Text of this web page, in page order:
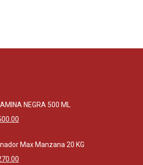
NEGRA 500 ML
is:
Max Manzana 20 KG